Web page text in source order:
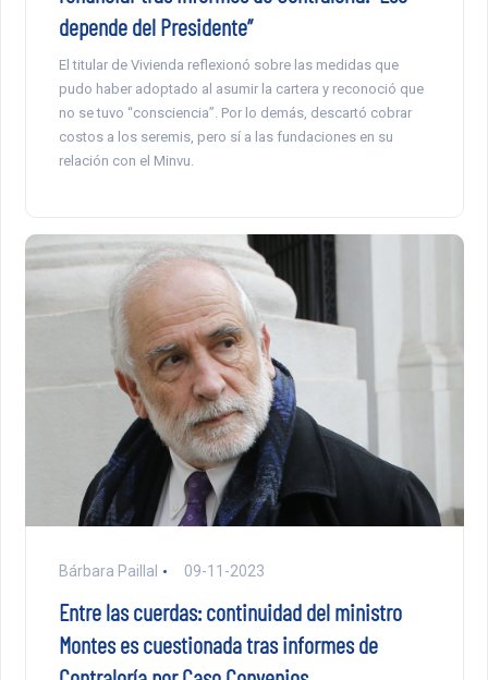
depende del Presidente”
El titular de Vivienda reflexionó sobre las medidas que
pudo haber adoptado al asumir la cartera y reconoció que
no se tuvo “consciencia”. Por lo demás, descartó cobrar
costos a los seremis, pero sí a las fundaciones en su
relación con el Minvu.
Bárbara Paillal 09-11-2023
Entre las cuerdas: continuidad del ministro
Montes es cuestionada tras informes de